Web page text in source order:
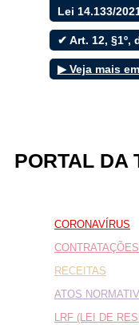
Notícias
Secretarias
Servidor
Transparência
Turistas
Nome*
Telefone 1*
E-mail*
Cidade/Estado
Assunto*
Lei 14.133/
✔ Art. 12, §1º,
▶ Veja mais
PORTAL DA
CORONAVÍRUS
RECEITAS
ATOS
LRF (LEI DE